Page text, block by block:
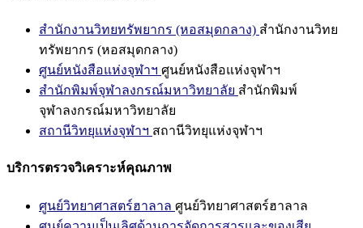
สำนักงานวิทยทรัพยากร (หอสมุดกลาง) สำนักงานวิทย
ทรัพยากร (หอสมุดกลาง)
ศูนย์หนังสือแห่งจุฬาฯ ศูนย์หนังสือแห่งจุฬาฯ
สำนักพิมพ์จุฬาลงกรณ์มหาวิทยาลัย สำนักพิมพ์
จุฬาลงกรณ์มหาวิทยาลัย
สถานีวิทยุแห่งจุฬาฯ สถานีวิทยุแห่งจุฬาฯ
บริการตรวจวิเคราะห์คุณภาพ
ศูนย์วิทยาศาสตร์ฮาลาล ศูนย์วิทยาศาสตร์ฮาลาล